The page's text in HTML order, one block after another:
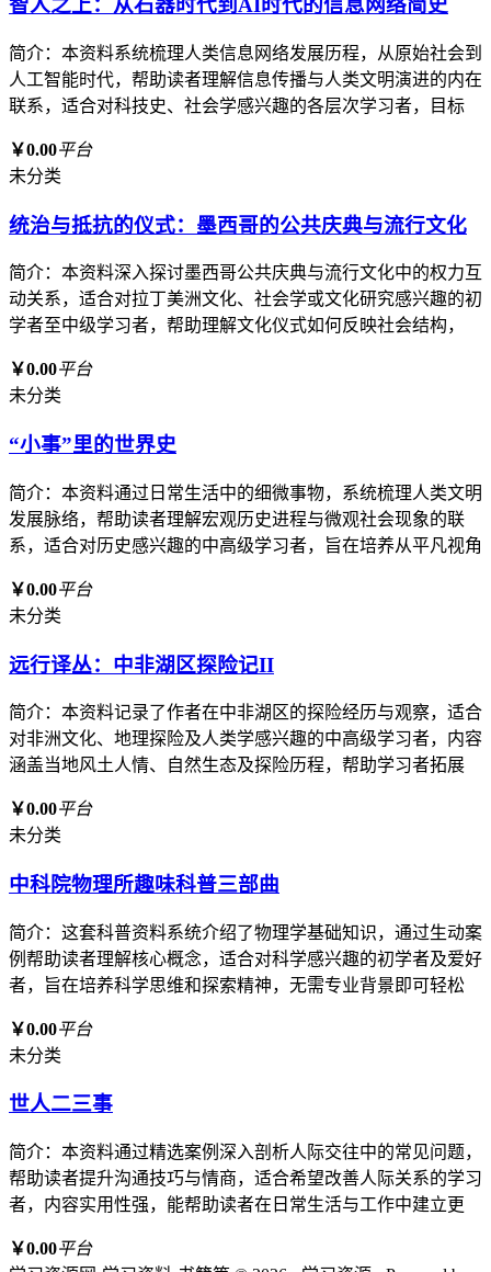
智人之上：从石器时代到AI时代的信息网络简史
简介：本资料系统梳理人类信息网络发展历程，从原始社会到
人工智能时代，帮助读者理解信息传播与人类文明演进的内在
联系，适合对科技史、社会学感兴趣的各层次学习者，目标
￥0.00平台
未分类
统治与抵抗的仪式：墨西哥的公共庆典与流行文化
简介：本资料深入探讨墨西哥公共庆典与流行文化中的权力互
动关系，适合对拉丁美洲文化、社会学或文化研究感兴趣的初
学者至中级学习者，帮助理解文化仪式如何反映社会结构，
￥0.00平台
未分类
“小事”里的世界史
简介：本资料通过日常生活中的细微事物，系统梳理人类文明
发展脉络，帮助读者理解宏观历史进程与微观社会现象的联
系，适合对历史感兴趣的中高级学习者，旨在培养从平凡视角
￥0.00平台
未分类
远行译丛：中非湖区探险记II
简介：本资料记录了作者在中非湖区的探险经历与观察，适合
对非洲文化、地理探险及人类学感兴趣的中高级学习者，内容
涵盖当地风土人情、自然生态及探险历程，帮助学习者拓展
￥0.00平台
未分类
中科院物理所趣味科普三部曲
简介：这套科普资料系统介绍了物理学基础知识，通过生动案
例帮助读者理解核心概念，适合对科学感兴趣的初学者及爱好
者，旨在培养科学思维和探索精神，无需专业背景即可轻松
￥0.00平台
未分类
世人二三事
简介：本资料通过精选案例深入剖析人际交往中的常见问题，
帮助读者提升沟通技巧与情商，适合希望改善人际关系的学习
者，内容实用性强，能帮助读者在日常生活与工作中建立更
￥0.00平台